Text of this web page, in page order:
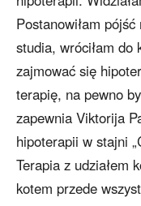
Postanowiłam
studia, wróciłam do
zajmować się
terapię, na pewno
zapewnia Viktorija
hipoterapii w stajni
Terapia z udziałem
kotem przede